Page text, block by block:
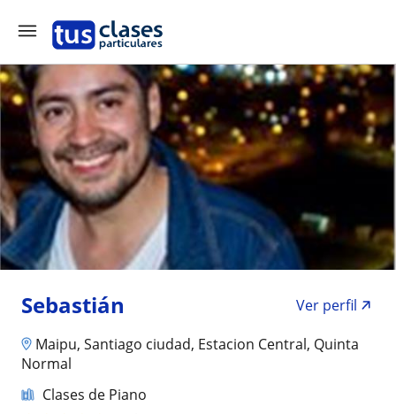
Sebastián
Ver perfil
Maipu, Santiago ciudad, Estacion Central, Quinta
Normal
Clases de Piano